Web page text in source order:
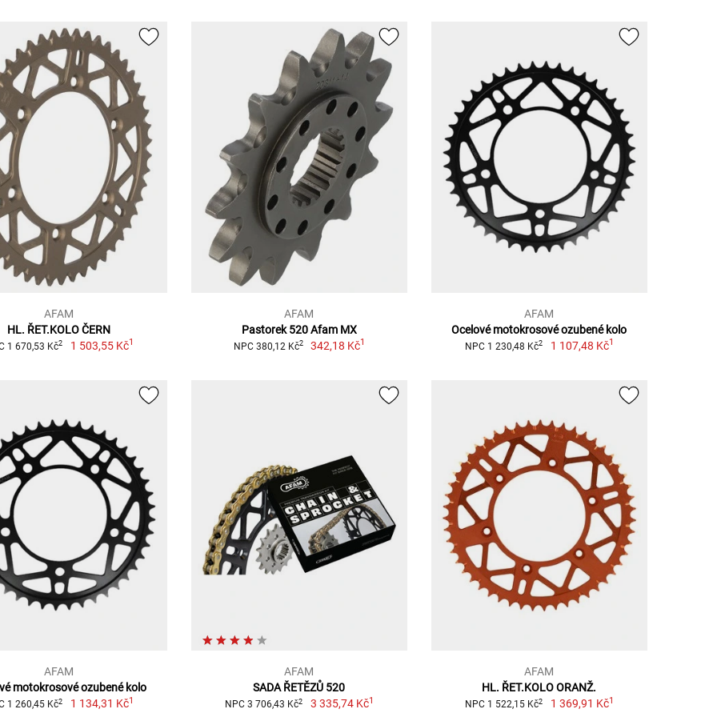
AFAM
HL. ŘET.KOLO ČERN
1 670,53 Kč2 1 503,55 Kč1
AFAM
Pastorek 520 Afam MX
NPC 380,12 Kč2 342,18 Kč1
AFAM
Ocelové motokrosové ozubené kolo
NPC 1 230,48 Kč2 1 107,48 Kč1
AFAM
motokrosové ozubené kolo
1 260,45 Kč2 1 134,31 Kč1
AFAM
SADA ŘETĚZŮ 520
NPC 3 706,43 Kč2 3 335,74 Kč1
AFAM
HL. ŘET.KOLO ORANŽ.
NPC 1 522,15 Kč2 1 369,91 Kč1